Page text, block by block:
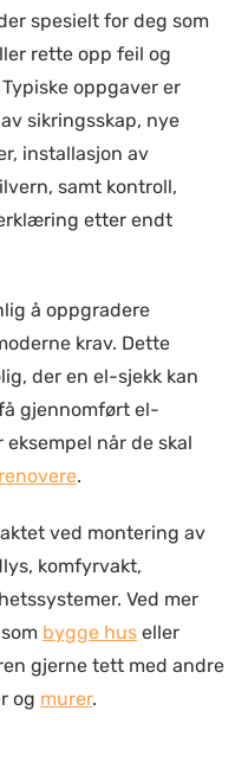
spesielt for deg som
rette opp feil og
oppgaver er
sikringsskap, nye
installasjon av
samt kontroll,
etter endt
å oppgradere
krav. Dette
der en el-sjekk kan
gjennomført el-
når de skal
.
ved montering av
komfyrvakt,
Ved mer
bygge hus eller
gjerne tett med andre
og murer.